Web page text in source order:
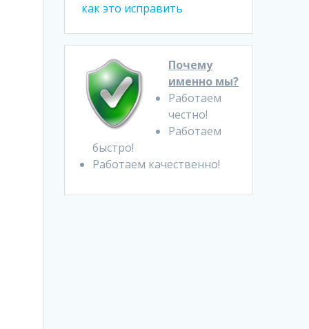
как это исправить
Почему
именно мы?
Работаем
честно!
Работаем
быстро!
Работаем качественно!